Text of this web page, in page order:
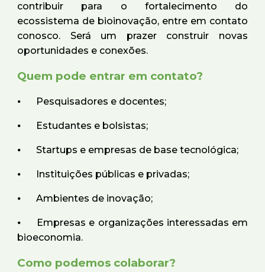
contribuir para o fortalecimento do
ecossistema de bioinovação, entre em contato
conosco. Será um prazer construir novas
oportunidades e conexões.
Quem pode entrar em contato?
⦁ Pesquisadores e docentes;
⦁ Estudantes e bolsistas;
⦁ Startups e empresas de base tecnológica;
⦁ Instituições públicas e privadas;
⦁ Ambientes de inovação;
⦁
Empresas e organizações interessadas em
bioeconomia.
Como podemos colaborar?